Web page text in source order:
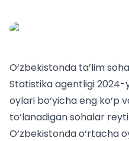
O‘zbekistonda ta’lim
Statistika agentligi
oylari bo‘yicha eng ko‘p
to‘lanadigan sohalar
O‘zbekistonda o‘rtacha